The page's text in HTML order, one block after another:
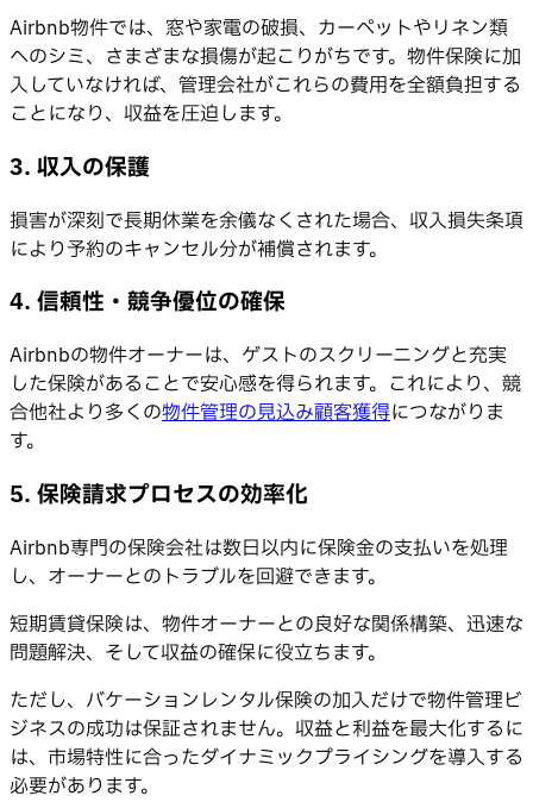
Airbnb物件では、窓や家電の破損、カーペットやリネン類
へのシミ、さまざまな損傷が起こりがちです。物件保険に加
入していなければ、管理会社がこれらの費用を全額負担する
ことになり、収益を圧迫します。
3. 収入の保護
損害が深刻で長期休業を余儀なくされた場合、収入損失条項
により予約のキャンセル分が補償されます。
4. 信頼性・競争優位の確保
Airbnbの物件オーナーは、ゲストのスクリーニングと充実
した保険があることで安心感を得られます。これにより、競
合他社より多くの物件管理の見込み顧客獲得につながりま
す。
5. 保険請求プロセスの効率化
Airbnb専門の保険会社は数日以内に保険金の支払いを処理
し、オーナーとのトラブルを回避できます。
短期賃貸保険は、物件オーナーとの良好な関係構築、迅速な
問題解決、そして収益の確保に役立ちます。
ただし、バケーションレンタル保険の加入だけで物件管理ビ
ジネスの成功は保証されません。収益と利益を最大化するに
は、市場特性に合ったダイナミックプライシングを導入する
必要があります。